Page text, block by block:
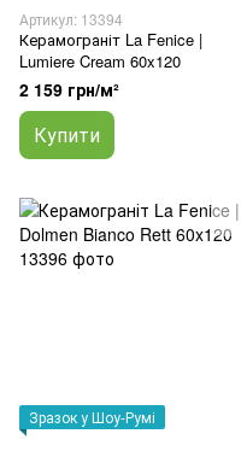
Артикул: 13394
Керамограніт La Fenice |
Lumiere Cream 60x120
2 159 грн/м²
Купити
Зразок у Шоу-Румі